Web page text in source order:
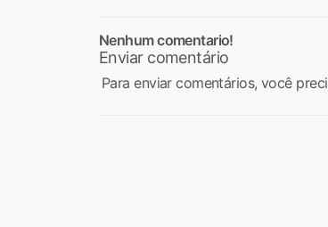
Nenhum comentario!
Enviar comentário
Para enviar comentários, você